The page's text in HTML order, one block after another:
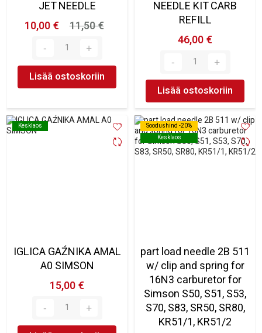
JET NEEDLE
10,00 €
11,50 €
Lisää ostoskoriin
NEEDLE KIT CARB
REFILL
46,00 €
Lisää ostoskoriin
Kesklaos
Kesklaos
IGLICA GAŹNIKA AMAL
A0 SIMSON
15,00 €
Soodushind -20%
Kesklaos
Soodushind -20%
Kesklaos
part load needle 2B 511
w/ clip and spring for
16N3 carburetor for
Simson S50, S51, S53,
S70, S83, SR50, SR80,
KR51/1, KR51/2